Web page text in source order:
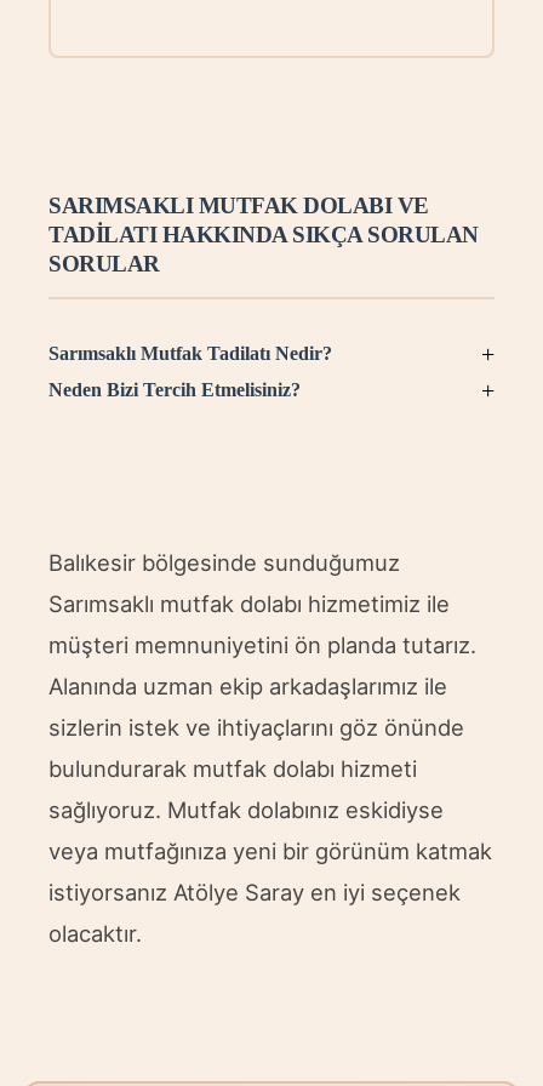
SARIMSAKLI MUTFAK DOLABI VE
TADILATI HAKKINDA SIKÇA SORULAN
SORULAR
Sarımsaklı Mutfak Tadilatı Nedir? +
Sarımsaklı mutfak tadilatı hizmetimizle
mutfağınızı inceliyor ve sorunlu olan
alanların yenilenmesini
gerçekleştiriyoruz. Bu sayede hem
mutfağınız daha güzel bir görünüme
kavuşur hem de daha kullanışlı bir hale
gelir. Sarımsaklı mutfak tadilatı
hizmetimiz alanında uzman olan ekip
arkadaşlarımız sayesinde kısa süreler
içerisinde tamamlanıyor. Mobilyada
Neden Bizi Tercih Etmelisiniz? +
katabilirsiniz. Çeşitli renk ve malzeme
seçeneklerimiz sayesinde mutfağınıza
uygun dolapları yaptırabilirsiniz.
Dayanıklılık: Uzun yıllar boyunca gönül
rahatlığıyla kullanabileceğiniz mutfak
dolapları sunuyoruz. Kullandığımız
yüksek kaliteli ve dayanıklı malzemeler
sayesinde yaptırmış olduğunuz mutfak
dolaplarını yıllar boyunca herhangi bir
Balıkesir bölgesinde sunduğumuz
Sarımsaklı mutfak dolabı hizmetimiz ile
müşteri memnuniyetini ön planda tutarız.
Alanında uzman ekip arkadaşlarımız ile
sizlerin istek ve ihtiyaçlarını göz önünde
bulundurarak mutfak dolabı hizmeti
sağlıyoruz. Mutfak dolabınız eskidiyse
veya mutfağınıza yeni bir görünüm katmak
istiyorsanız Atölye Saray en iyi seçenek
olacaktır.